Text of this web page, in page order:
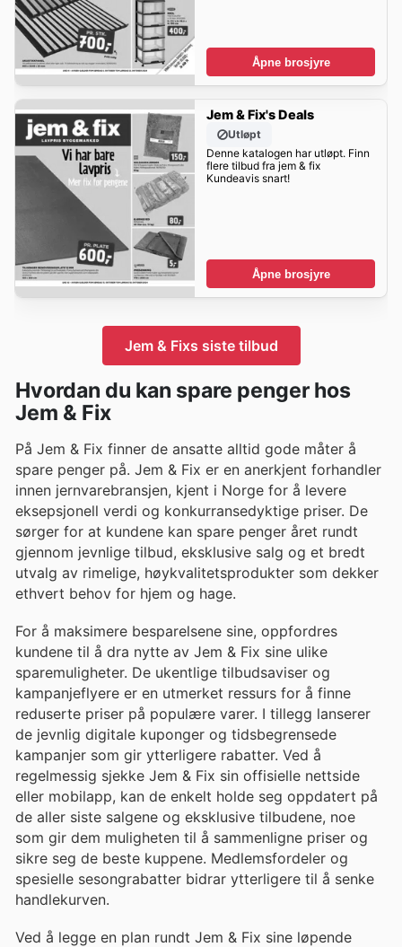
Åpne brosjyre
Jem & Fix's Deals
Utløpt
Denne katalogen har utløpt. Finn
flere tilbud fra jem & fix
Kundeavis snart!
Åpne brosjyre
Jem & Fixs siste tilbud
Hvordan du kan spare penger hos
Jem & Fix
På Jem & Fix finner de ansatte alltid gode måter å
spare penger på. Jem & Fix er en anerkjent forhandler
innen jernvarebransjen, kjent i Norge for å levere
eksepsjonell verdi og konkurransedyktige priser. De
sørger for at kundene kan spare penger året rundt
gjennom jevnlige tilbud, eksklusive salg og et bredt
utvalg av rimelige, høykvalitetsprodukter som dekker
ethvert behov for hjem og hage.
For å maksimere besparelsene sine, oppfordres
kundene til å dra nytte av Jem & Fix sine ulike
sparemuligheter. De ukentlige tilbudsaviser og
kampanjeflyere er en utmerket ressurs for å finne
reduserte priser på populære varer. I tillegg lanserer
de jevnlig digitale kuponger og tidsbegrensede
kampanjer som gir ytterligere rabatter. Ved å
regelmessig sjekke Jem & Fix sin offisielle nettside
eller mobilapp, kan de enkelt holde seg oppdatert på
de aller siste salgene og eksklusive tilbudene, noe
som gir dem muligheten til å sammenligne priser og
sikre seg de beste kuppene. Medlemsfordeler og
spesielle sesongrabatter bidrar ytterligere til å senke
handlekurven.
Ved å legge en plan rundt Jem & Fix sine løpende